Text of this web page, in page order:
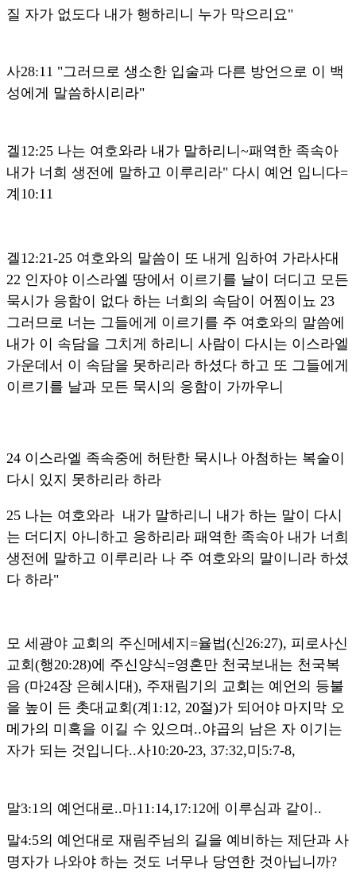
질 자가 없도다 내가 행하리니 누가 막으리요"
사28:11 "그러므로 생소한 입술과 다른 방언으로 이 백
성에게 말씀하시리라"
겔12:25 나는 여호와라 내가 말하리니~패역한 족속아
내가 너희 생전에 말하고 이루리라" 다시 예언 입니다=
계10:11
겔12:21-25 여호와의 말씀이 또 내게 임하여 가라사대
22 인자야 이스라엘 땅에서 이르기를 날이 더디고 모든
묵시가 응함이 없다 하는 너희의 속담이 어찜이뇨 23
그러므로 너는 그들에게 이르기를 주 여호와의 말씀에
내가 이 속담을 그치게 하리니 사람이 다시는 이스라엘
가운데서 이 속담을 못하리라 하셨다 하고 또 그들에게
이르기를 날과 모든 묵시의 응함이 가까우니
24 이스라엘 족속중에 허탄한 묵시나 아첨하는 복술이
다시 있지 못하리라 하라
25 나는 여호와라 내가 말하리니 내가 하는 말이 다시
는 더디지 아니하고 응하리라 패역한 족속아 내가 너희
생전에 말하고 이루리라 나 주 여호와의 말이니라 하셨
다 하라"
모 세광야 교회의 주신메세지=율법(신26:27), 피로사신
교회(행20:28)에 주신양식=영혼만 천국보내는 천국복
음 (마24장 은혜시대), 주재림기의 교회는 예언의 등불
을 높이 든 촛대교회(계1:12, 20절)가 되어야 마지막 오
메가의 미혹을 이길 수 있으며..야곱의 남은 자 이기는
자가 되는 것입니다..사10:20-23, 37:32,미5:7-8,
말3:1의 예언대로..마11:14,17:12에 이루심과 같이..
말4:5의 예언대로 재림주님의 길을 예비하는 제단과 사
명자가 나와야 하는 것도 너무나 당연한 것아닙니까?